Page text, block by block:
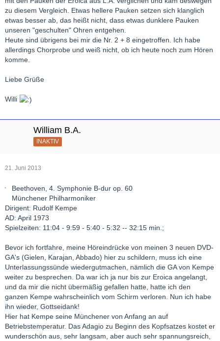
zu diesem Vergleich. Etwas hellere Pauken setzen sich klanglich
etwas besser ab, das heißt nicht, dass etwas dunklere Pauken
unseren "geschulten" Ohren entgehen.
Heute sind übrigens bei mir die Nr. 2 + 8 eingetroffen. Ich habe
allerdings Chorprobe und weiß nicht, ob ich heute noch zum Hören
komme.
Liebe Grüße
Willi
William B.A.
INAKTIV
21. Juni 2013
Beethoven, 4. Symphonie B-dur op. 60
Münchener Philharmoniker
Dirigent: Rudolf Kempe
AD: April 1973
Spielzeiten: 11:04 - 9:59 - 5:40 - 5:32 -- 32:15 min.;
Bevor ich fortfahre, meine Höreindrücke von meinen 3 neuen DVD-
GA's (Gielen, Karajan, Abbado) hier zu schildern, muss ich eine
Unterlassungssünde wiedergutmachen, nämlich die GA von Kempe
weiter zu besprechen. Da war ich ja nur bis zur Eroica angelangt,
und da mir die nicht übermäßig gefallen hatte, hatte ich den
ganzen Kempe wahrscheinlich vom Schirm verloren. Nun ich habe
ihn wieder, Gottseidank!
Hier hat Kempe seine Münchener von Anfang an auf
Betriebstemperatur. Das Adagio zu Beginn des Kopfsatzes kostet er
wunderschön aus, sehr langsam, aber auch sehr spannungsreich,